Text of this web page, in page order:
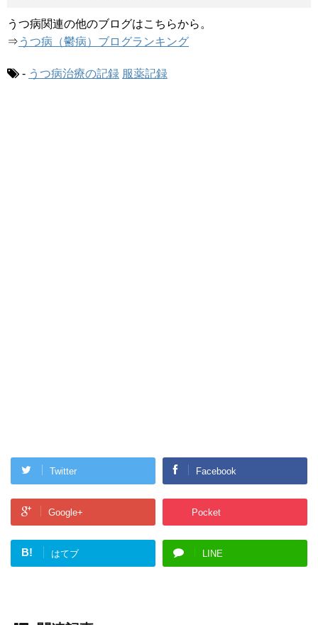
うつ病関連の他のブログはこちらから。
⇒ うつ病（鬱病）ブログランキング
- うつ病治療の記録 服薬記録
Twitter Facebook
Google+ Pocket
B! はてブ LINE